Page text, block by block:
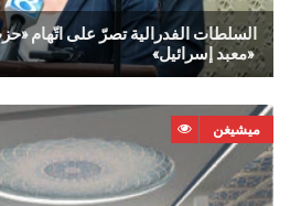
‬‮«‬معبد‭ ‬إسرائيل‮»‬‭ ‬
ميشيغن